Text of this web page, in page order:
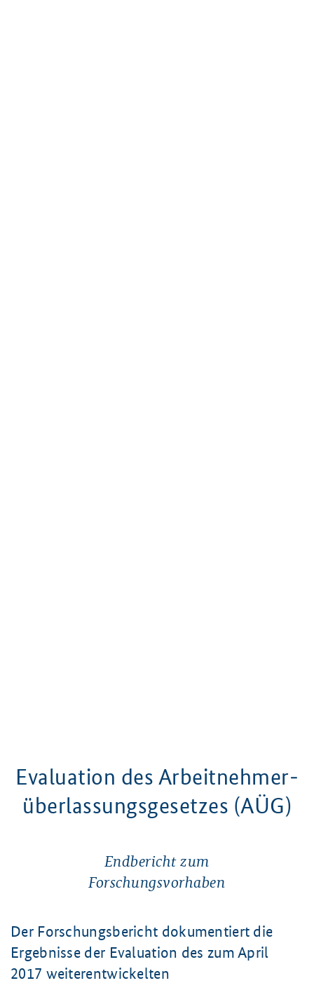
Evaluation des Arbeitnehmer­
überlassungsgesetzes (AÜG)
Endbericht zum
Forschungsvorhaben
Der Forschungsbericht dokumentiert die
Ergebnisse der Evaluation des zum April
2017 weiterentwickelten